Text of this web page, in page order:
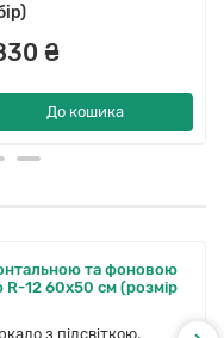
₴
До кошика
та фоновою
R-12 60x50 см (розмір
з підсвіткою,